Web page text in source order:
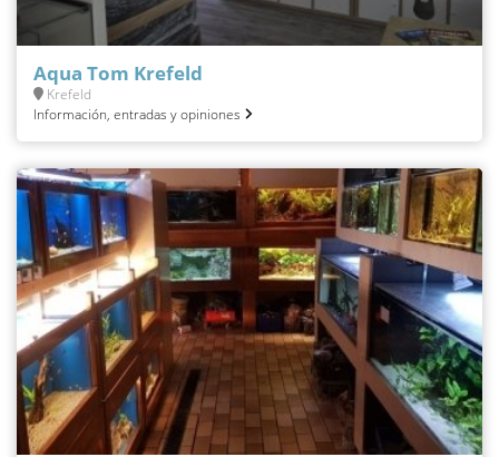
Aqua Tom Krefeld
Krefeld
Información, entradas y opiniones